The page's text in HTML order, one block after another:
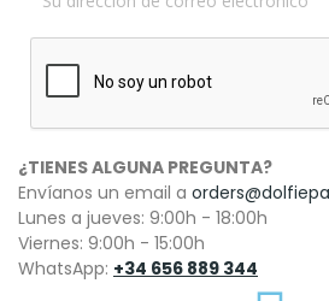
¿TIENES ALGUNA PREGUNTA?
Envíanos un email a
Lunes a jueves: 9:00h - 18:00h
Viernes: 9:00h - 15:00h
WhatsApp: +34 656 889 344